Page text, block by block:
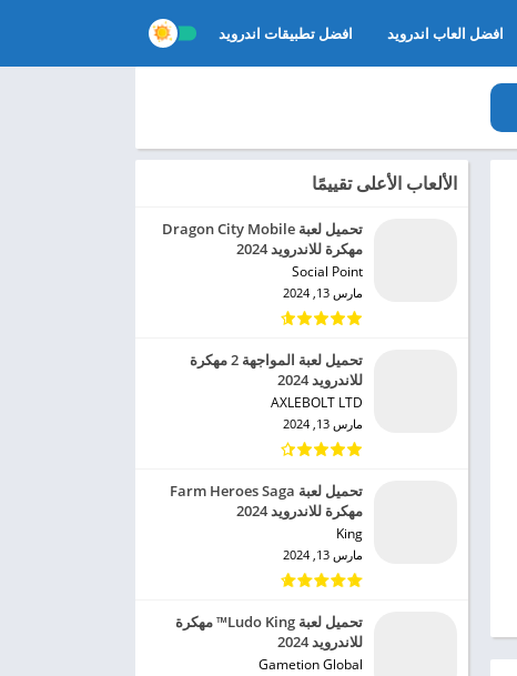
افضل العاب اندرويد افضل تطبيقات اندرويد
الألعاب الأعلى تقييمًا
تحميل لعبة Dragon City Mobile
مهكرة للاندرويد 2024
Social Point‏
مارس 13, 2024
تحميل لعبة المواجهة 2 مهكرة
للاندرويد 2024
AXLEBOLT LTD‏
مارس 13, 2024
تحميل لعبة Farm Heroes Saga
مهكرة للاندرويد 2024
King‏
مارس 13, 2024
تحميل لعبة Ludo King™ مهكرة
للاندرويد 2024
Gametion Global‏